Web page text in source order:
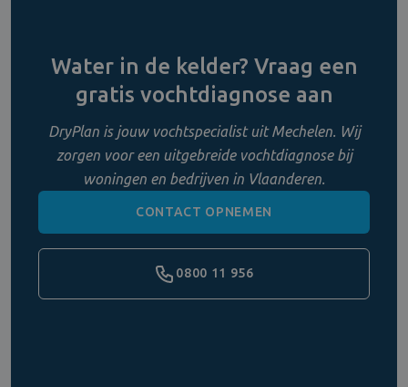
Water in de kelder? Vraag een
gratis vochtdiagnose aan
DryPlan is jouw vochtspecialist uit Mechelen. Wij
zorgen voor een uitgebreide vochtdiagnose bij
woningen en bedrijven in Vlaanderen.
CONTACT OPNEMEN
0800 11 956